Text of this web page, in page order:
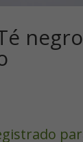
negro